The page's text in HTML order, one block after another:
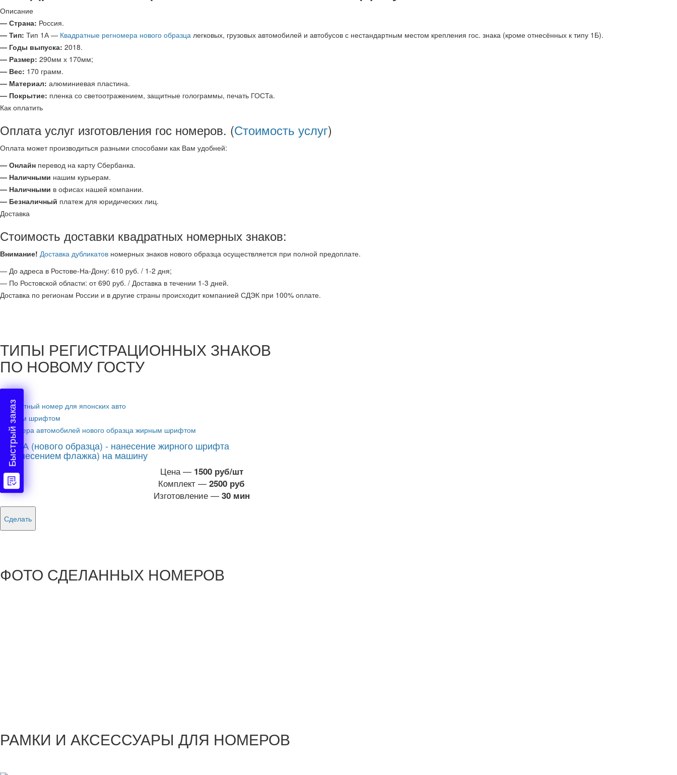
Описание
— Страна: Россия.
— Тип: Тип 1А — Квадратные регномера нового образца легковых, грузовых автомобилей и автобусов с нестандартным местом крепления гос. знака (кроме отнесённых к типу 1Б).
— Годы выпуска: 2018.
— Размер: 290мм х 170мм;
— Вес: 170 грамм.
— Материал: алюминиевая пластина.
— Покрытие: пленка со светоотражением, защитные голограммы, печать ГОСТа.
Как оплатить
Оплата услуг изготовления гос номеров. (Стоимость услуг)
Оплата может производиться разными способами как Вам удобней:
— Онлайн перевод на карту Сбербанка.
— Наличными нашим курьерам.
— Наличными в офисах нашей компании.
— Безналичный платеж для юридических лиц.
Доставка
Стоимость доставки квадратных номерных знаков:
Внимание! Доставка дубликатов номерных знаков нового образца осуществляется при полной предоплате.
— До адреса в Ростове-На-Дону: 610 руб. / 1-2 дня;
— По Ростовской области: от 690 руб. / Доставка в течении 1-3 дней.
Доставка по регионам России и в другие страны происходит компанией СДЭК при 100% оплате.
ТИПЫ РЕГИСТРАЦИОННЫХ ЗНАКОВ
ПО НОВОМУ ГОСТУ
Квадратный номер для японских авто
жирным шрифтом
Тип 1А (нового образца) - нанесение жирного шрифта
(с нанесением флажка) на машину
Цена — 1500 руб/шт
Комплект — 2500 руб
Изготовление — 30 мин
Сделать
ФОТО СДЕЛАННЫХ НОМЕРОВ
РАМКИ И АКСЕССУАРЫ ДЛЯ НОМЕРОВ
Быстрый заказ